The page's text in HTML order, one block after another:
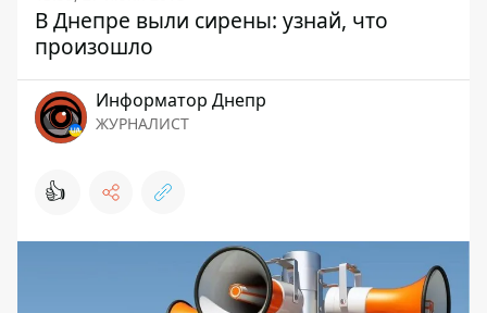
В Днепре выли сирены: узнай, что
произошло
Информатор Днепр
ЖУРНАЛИСТ
👍